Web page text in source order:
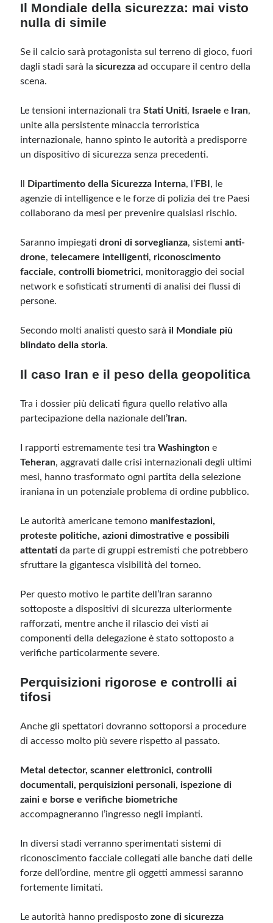
Il Mondiale della sicurezza: mai visto
nulla di simile
Se il calcio sarà protagonista sul terreno di gioco, fuori
dagli stadi sarà lasicurezza ad occupare il centro della
scena.
Le tensioni internazionali traStati Uniti, Israele e Iran,
unite alla persistente minaccia terroristica
internazionale, hanno spinto le autorità a predisporre
un dispositivo di sicurezza senza precedenti.
Dipartimento della Sicurezza Interna, l’FBI , le
agenzie di intelligence e le forze di polizia dei tre Paesi
collaborano da mesi per prevenire qualsiasi rischio.
Saranno impiegatidroni di sorveglianza, sistemianti-
drone,telecamere intelligenti, riconoscimento
facciale,controlli biometrici, monitoraggio dei social
network e sofisticati strumenti di analisi dei flussi di
persone.
Secondo molti analisti questo saràil Mondiale più
blindato della storia.
Il caso Iran e il peso della geopolitica
Tra i dossier più delicati figura quello relativo alla
partecipazione della nazionale dell’ Iran.
I rapporti estremamente tesi traWashington e
Teheran, aggravati dalle crisi internazionali degli ultimi
mesi, hanno trasformato ogni partita della selezione
iraniana in un potenziale problema di ordine pubblico.
Le autorità americane temono manifestazioni,
proteste politiche, azioni dimostrative e possibili
attentati da parte di gruppi estremisti che potrebbero
sfruttare la gigantesca visibilità del torneo.
Per questo motivo le partite dell’Iran saranno
sottoposte a dispositivi di sicurezza ulteriormente
rafforzati, mentre anche il rilascio dei visti ai
componenti della delegazione è stato sottoposto a
verifiche particolarmente severe.
Perquisizioni rigorose e controlli ai
tifosi
Anche gli spettatori dovranno sottoporsi a procedure
di accesso molto più severe rispetto al passato.
Metal detector, scanner elettronici, controlli
documentali, perquisizioni personali, ispezione di
zaini e borse e verifiche biometriche
accompagneranno l’ingresso negli impianti.
In diversi stadi verranno sperimentati sistemi di
riconoscimento facciale collegati alle banche dati delle
forze dell’ordine, mentre gli oggetti ammessi saranno
fortemente limitati.
Le autorità hanno predispostozone di sicurezza